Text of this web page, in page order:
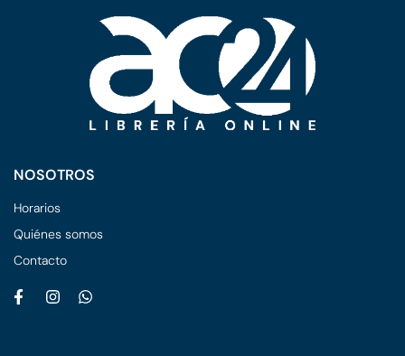
NOSOTROS
Horarios
Quiénes somos
Contacto